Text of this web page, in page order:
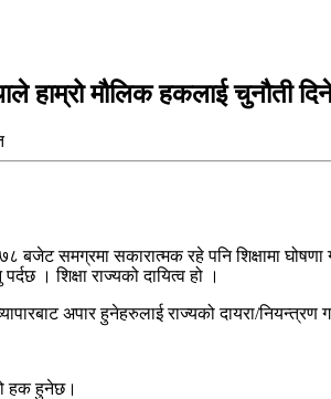
हाम्रो मौलिक हकलाई चुनौती
बजेट समग्रमा सकारात्मक रहे पनि शिक्षामा
। शिक्षा राज्यको दायित्व हो ।
अपार हुनेहरुलाई राज्यको दायरा/नियन्त्रण
हक हुनेछ।